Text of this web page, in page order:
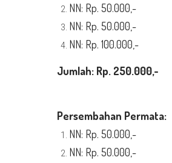
NN: Rp. 50.000,-
NN: Rp. 50.000,-
NN: Rp. 100.000,-
Jumlah: Rp. 250.000,-
Persembahan Permata:
NN: Rp. 50.000,-
NN: Rp. 50.000,-